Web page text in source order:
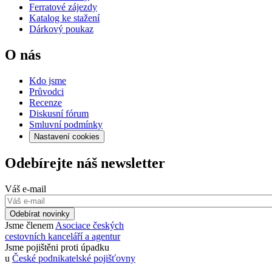
Ferratové zájezdy
Katalog ke stažení
Dárkový poukaz
O nás
Kdo jsme
Průvodci
Recenze
Diskusní fórum
Smluvní podmínky
Nastavení cookies
Odebírejte náš newsletter
Váš e-mail
Odebírat novinky
Jsme členem Asociace českých
cestovních kanceláří a agentur
Jsme pojištěni proti úpadku
u České podnikatelské pojišťovny